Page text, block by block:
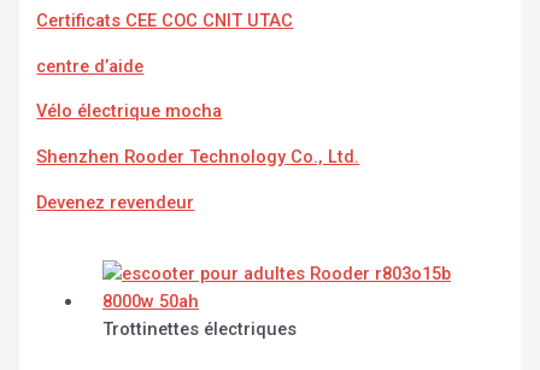
Certificats CEE COC CNIT UTAC
centre d’aide
Vélo électrique mocha
Shenzhen Rooder Technology Co., Ltd.
Devenez revendeur
Trottinettes électriques